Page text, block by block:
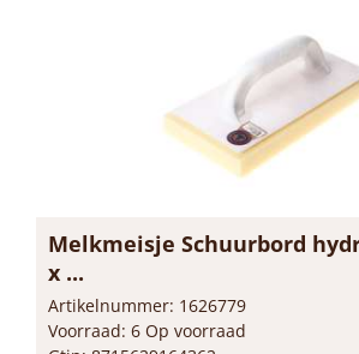
Melkmeisje Schuurbord
x ...
Artikelnummer: 1626779
Voorraad: 6 Op voorraad